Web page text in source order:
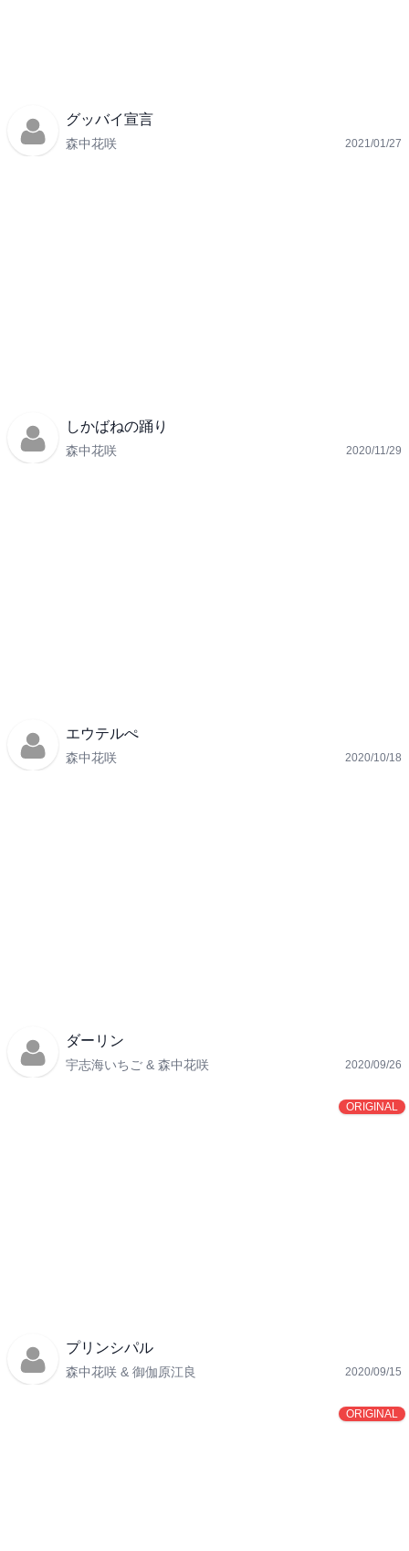
グッバイ宣言
森中花咲 2021/01/27
しかばねの踊り
森中花咲 2020/11/29
エウテルぺ
森中花咲 2020/10/18
ダーリン
宇志海いちご & 森中花咲 2020/09/26
ORIGINAL
プリンシパル
森中花咲 & 御伽原江良 2020/09/15
ORIGINAL